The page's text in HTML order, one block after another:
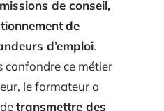
missions de conseil,
de
d’emploi.
confondre ce métier
le formateur a
transmettre des